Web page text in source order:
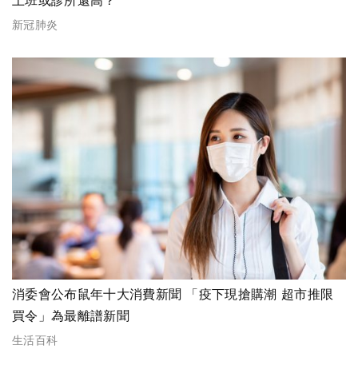
新冠肺炎
消委會公布鼠年十大消費新聞 「疫下現搶購潮 超市推限
買令」為最離譜新聞
生活百科